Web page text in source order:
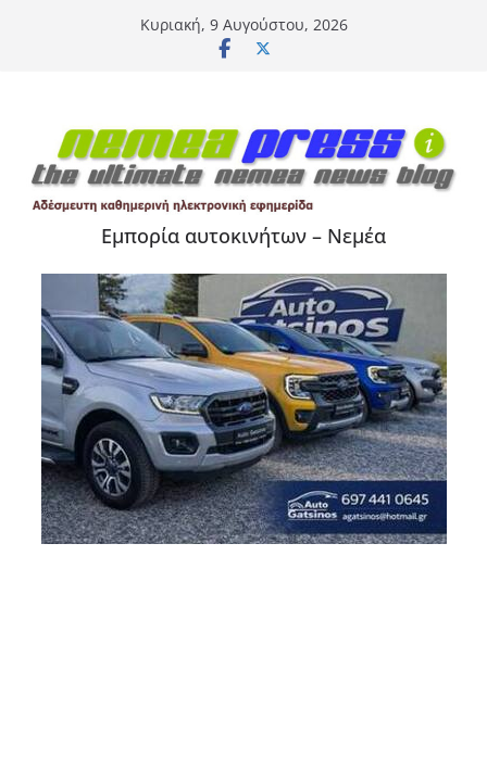
Κυριακή, 9 Αυγούστου, 2026
Εμπορία αυτοκινήτων – Νεμέα